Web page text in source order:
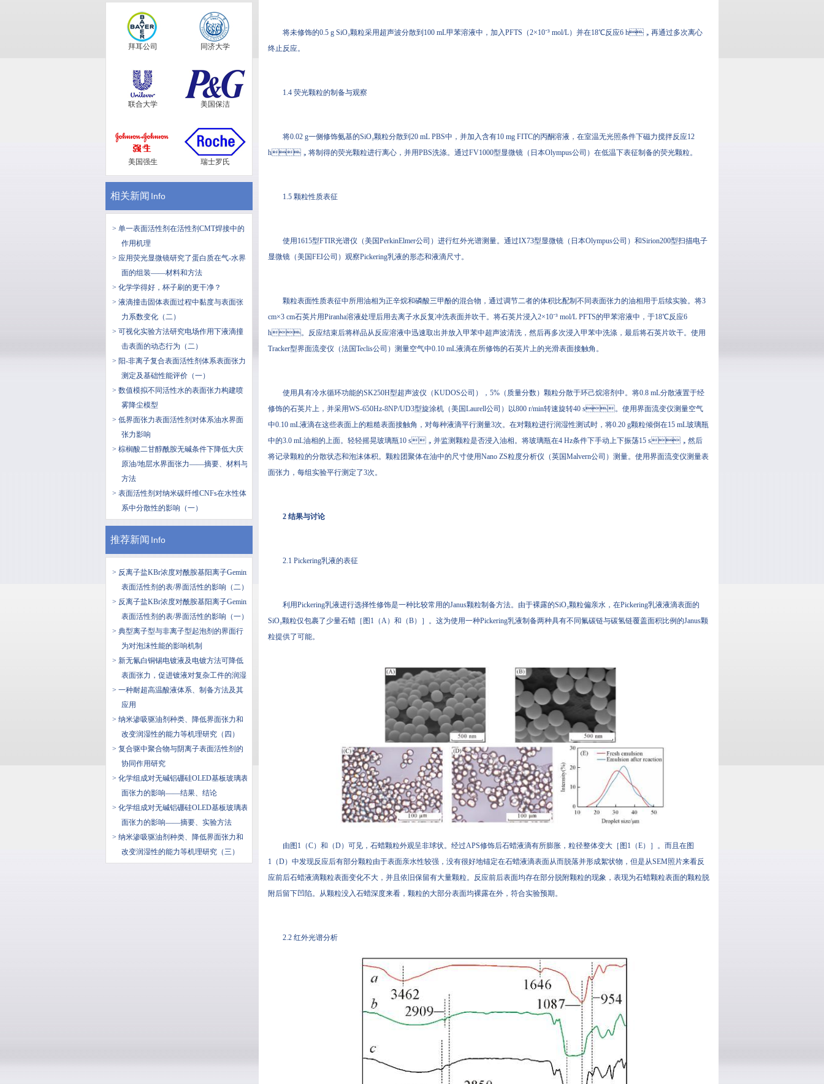
拜耳公司 同济大学
联合大学 美国保洁
美国强生 瑞士罗氏
相关新闻 Info
> 单一表面活性剂在活性剂CMT焊接中的
作用机理
> 应用荧光显微镜研究了蛋白质在气-水界
面的组装——材料和方法
> 化学学得好，杯子刷的更干净？
> 液滴撞击固体表面过程中黏度与表面张
力系数变化（二）
> 可视化实验方法研究电场作用下液滴撞
击表面的动态行为（二）
> 阳-非离子复合表面活性剂体系表面张力
测定及基础性能评价（一）
> 数值模拟不同活性水的表面张力构建喷
雾降尘模型
> 低界面张力表面活性剂对体系油水界面
张力影响
> 棕榈酸二甘醇酰胺无碱条件下降低大庆
原油/地层水界面张力——摘要、材料与
方法
> 表面活性剂对​纳米碳纤维CNFs在水性体
系中分散性的影响（一）
推荐新闻 Info
> 反离子盐KBr浓度对酰胺基阳离子Gemini
表面活性剂的表/界面活性的影响（二）
> 反离子盐KBr浓度对酰胺基阳离子Gemini
表面活性剂的表/界面活性的影响（一）
> 典型离子型与非离子型起泡剂的界面行
为对泡沫性能的影响机制
> 新无氰白铜锡电镀液及电镀方法可降低
表面张力，促进镀液对复杂工件的润湿
> 一种耐超高温酸液体系、制备方法及其
应用
> 纳米渗吸驱油剂种类、降低界面张力和
改变润湿性的能力等机理研究（四）
> 复合驱中聚合物与阴离子表面活性剂的
协同作用研究
> 化学组成对无碱铝硼硅OLED基板玻璃表
面张力的影响——结果、结论
> 化学组成对无碱铝硼硅OLED基板玻璃表
面张力的影响——摘要、实验方法
> 纳米渗吸驱油剂种类、降低界面张力和
改变润湿性的能力等机理研究（三）
将未修饰的0.5 g SiO₂颗粒采用超声波分散到100 mL甲苯溶液中，加入PFTS（2×10⁻³ mol/L）并在18℃反应6 h，再通过多次离心
终止反应。
1.4 荧光颗粒的制备与观察
将0.02 g一侧修饰氨基的SiO₂颗粒分散到20 mL PBS中，并加入含有10 mg FITC的丙酮溶液，在室温无光照条件下磁力搅拌反应12
h，将制得的荧光颗粒进行离心，并用PBS洗涤。通过FV1000型显微镜（日本Olympus公司）在低温下表征制备的荧光颗粒。
1.5 颗粒性质表征
使用1615型FTIR光谱仪（美国PerkinElmer公司）进行红外光谱测量。通过IX73型显微镜（日本Olympus公司）和Sirion200型扫描电子
显微镜（美国FEI公司）观察Pickering乳液的形态和液滴尺寸。
颗粒表面性质表征中所用油相为正辛烷和磷酸三甲酚的混合物，通过调节二者的体积比配制不同表面张力的油相用于后续实验。将3
cm×3 cm石英片用Piranha溶液处理后用去离子水反复冲洗表面并吹干。将石英片浸入2×10⁻³ mol/L PFTS的甲苯溶液中，于18℃反应6
h。反应结束后将样品从反应溶液中迅速取出并放入甲苯中超声波清洗，然后再多次浸入甲苯中洗涤，最后将石英片吹干。使用
Tracker型界面流变仪（法国Teclis公司）测量空气中0.10 mL液滴在所修饰的石英片上的光滑表面接触角。
使用具有冷水循环功能的SK250H型超声波仪（KUDOS公司），5%（质量分数）颗粒分散于环己烷溶剂中。将0.8 mL分散液置于经
修饰的石英片上，并采用WS-650Hz-8NP/UD3型旋涂机（美国Laurell公司）以800 r/min转速旋转40 s。使用界面流变仪测量空气
中0.10 mL液滴在这些表面上的粗糙表面接触角，对每种液滴平行测量3次。在对颗粒进行润湿性测试时，将0.20 g颗粒倾倒在15 mL玻璃瓶
中的3.0 mL油相的上面。轻轻摇晃玻璃瓶10 s，并监测颗粒是否浸入油相。将玻璃瓶在4 Hz条件下手动上下振荡15 s，然后
将记录颗粒的分散状态和泡沫体积。颗粒团聚体在油中的尺寸使用Nano ZS粒度分析仪（英国Malvern公司）测量。使用界面流变仪测量表
面张力，每组实验平行测定了3次。
2 结果与讨论
2.1 Pickering乳液的表征
利用Pickering乳液进行选择性修饰是一种比较常用的Janus颗粒制备方法。由于裸露的SiO₂颗粒偏亲水，在Pickering乳液液滴表面的
SiO₂颗粒仅包裹了少量石蜡［图1（A）和（B）］。这为使用一种Pickering乳液制备两种具有不同氟碳链与碳氢链覆盖面积比例的Janus颗
粒提供了可能。
由图1（C）和（D）可见，石蜡颗粒外观呈非球状。经过APS修饰后石蜡液滴有所膨胀，粒径整体变大［图1（E）］。而且在图
1（D）中发现反应后有部分颗粒由于表面亲水性较强，没有很好地锚定在石蜡液滴表面从而脱落并形成絮状物，但是从SEM照片来看反
应前后石蜡液滴颗粒表面变化不大，并且依旧保留有大量颗粒。反应前后表面均存在部分脱附颗粒的现象，表现为石蜡颗粒表面的颗粒脱
附后留下凹陷。从颗粒没入石蜡深度来看，颗粒的大部分表面均裸露在外，符合实验预期。
2.2 红外光谱分析